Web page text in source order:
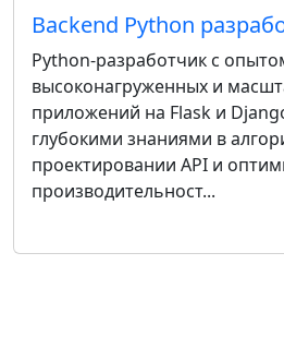
Backend Python
Python-разработчик с
высоконагруженных и
приложений на Flask и
глубокими знаниями в
проектировании API и
производительност...